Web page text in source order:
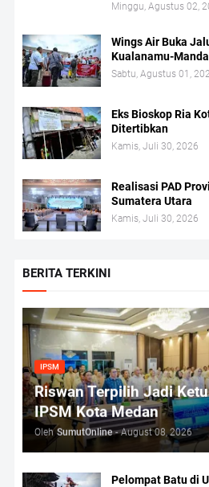
Minggu, Agustus 02,
Wings Air Buka
Kualanamu-
Sabtu, Agustus 01,
Eks Bioskop Ria
Ditertibkan
Kamis, Juli 30, 2026
Realisasi PAD
Sumatera Utara
Kamis, Juli 30, 2026
BERITA TERKINI
IPSM
Riswan Terpilih Jadi
IPSM Kota Medan
Oleh SumutOnline - August 08, 2026
Pelompat Batu di